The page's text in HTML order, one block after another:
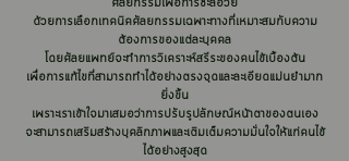
ด้วยการเลือกเทคนิคศัลยกรรมเฉพาะทางที่เหมาะสมกับความ
ต้องการของแต่ละบุคคล
โดยศัลยแพทย์จะทำการวิเคราะห์สรีระของคนไข้เบื้องต้น
เพื่อการแก้ไขที่สามารถทำได้อย่างตรงจุดและละเอียดแม่นยำมาก
ยิ่งขึ้น
เพราะเราเข้าใจมาเสมอว่าการปรับรูปลักษณ์หน้าตาของตนเอง
จะสามารถเสริมสร้างบุคลิกภาพและเติมเต็มความมั่นใจให้แก่คนไข้
ได้อย่างสูงสุด